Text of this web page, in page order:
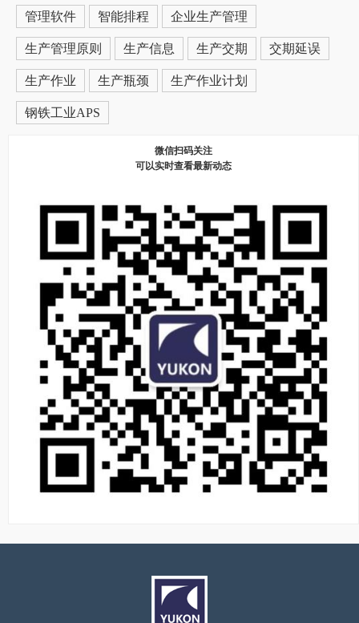
管理软件 智能排程 企业生产管理
生产管理原则 生产信息 生产交期 交期延误
生产作业 生产瓶颈 生产作业计划
钢铁工业APS
微信扫码关注
可以实时查看最新动态